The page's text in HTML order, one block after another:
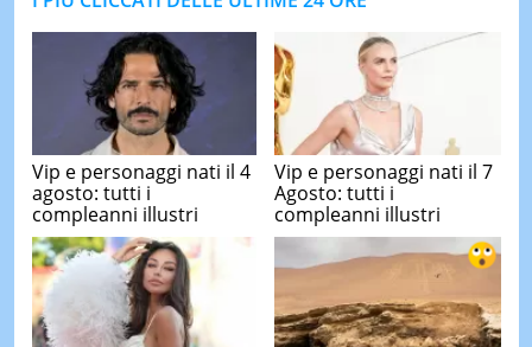
Vip e personaggi nati il 4
agosto: tutti i
compleanni illustri
Vip e personaggi nati il 7
Agosto: tutti i
compleanni illustri